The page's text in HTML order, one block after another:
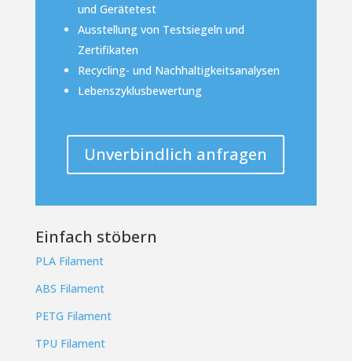
und Gerätetest
Ausstellung von Testsiegeln und
Zertifikaten
Recycling- und Nachhaltigkeitsanalysen
Lebenszyklusbewertung
Unverbindlich anfragen
Einfach stöbern
PLA Filament
ABS Filament
PETG Filament
TPU Filament